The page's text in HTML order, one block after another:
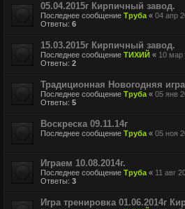
05.04.2015г Кирпичный завод.
Последнее сообщение Труба « 04 апр
Ответы: 6
15.03.2015г Кирпичный завод.
Последнее сообщение ТИХИЙ « 10 мар
Ответы: 2
Традиционная Новогодняя
Последнее сообщение Труба « 05 янв
Ответы: 5
Воскреска 09.11.14г
Последнее сообщение Труба « 05 ноя
Играем 10.08.2014г.
Последнее сообщение Труба « 11 авг
Ответы: 3
Игра тренировка 01.06.2014г